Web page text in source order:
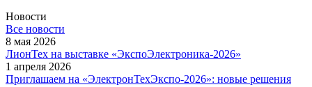
Новости
Все новости
8 мая 2026
ЛионТех на выставке «ЭкспоЭлектроника-2026»
1 апреля 2026
Приглашаем на «ЭлектронТехЭкспо-2026»: новые решения